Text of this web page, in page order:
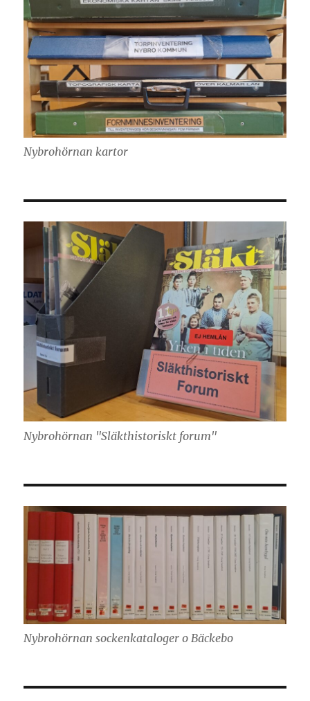
Nybrohörnan kartor
Nybrohörnan "Släkthistoriskt forum"
Nybrohörnan sockenkataloger o Bäckebo